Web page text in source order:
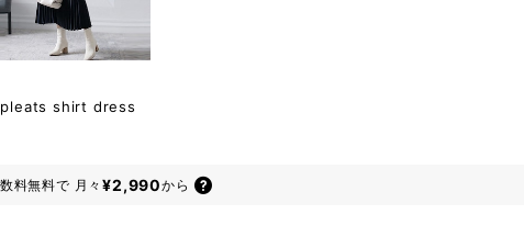
shirt dress
料無料で 月々¥2,990から